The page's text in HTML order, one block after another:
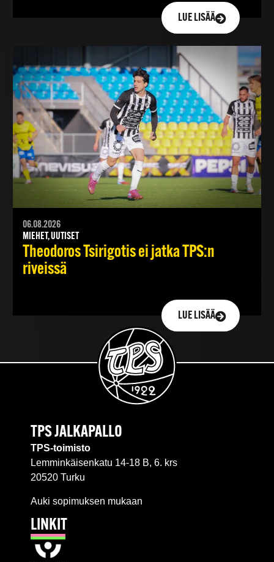
LUE LISÄÄ
06.08.2026
MIEHET, UUTISET
Theodoros Tsirigotis ei jatka TPS:n
riveissä
LUE LISÄÄ
TPS JALKAPALLO
TPS-toimisto
Lemminkäisenkatu 14-18 B, 6. krs
20520 Turku
Auki sopimuksen mukaan
LINKIT